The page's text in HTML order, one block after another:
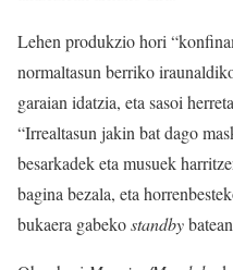
Lehen produkzio hori
normaltasun berriko
garaian idatzia, eta sasoi
“Irrealtasun jakin bat dago
besarkadek eta musuek
bagina bezala, eta
bukaera gabekostandby